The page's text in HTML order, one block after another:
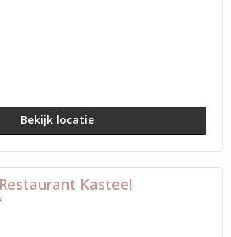
Bekijk locatie
Kasteel